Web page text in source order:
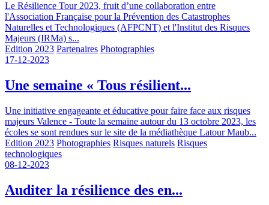
Le Résilience Tour 2023, fruit d’une collaboration entre
l'Association Française pour la Prévention des Catastrophes
Naturelles et Technologiques (AFPCNT) et l'Institut des Risques
Majeurs (IRMa) s...
Edition 2023 Partenaires Photographies
17-12-2023
Une semaine « Tous résilient...
Une initiative engageante et éducative pour faire face aux risques
majeurs Valence - Toute la semaine autour du 13 octobre 2023, les
écoles se sont rendues sur le site de la médiathèque Latour Maub...
Edition 2023 Photographies Risques naturels Risques
technologiques
08-12-2023
Auditer la résilience des en...